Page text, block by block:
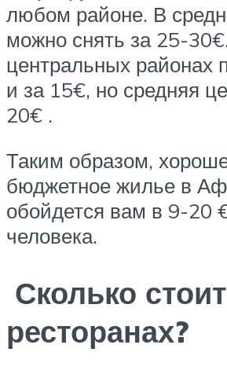
любом районе. В
можно снять за 25-
центральных районах
и за 15€, но средняя
20€ .
Таким образом,
бюджетное жилье в
обойдется вам в 9-20
человека.
Сколько
ресторанах?